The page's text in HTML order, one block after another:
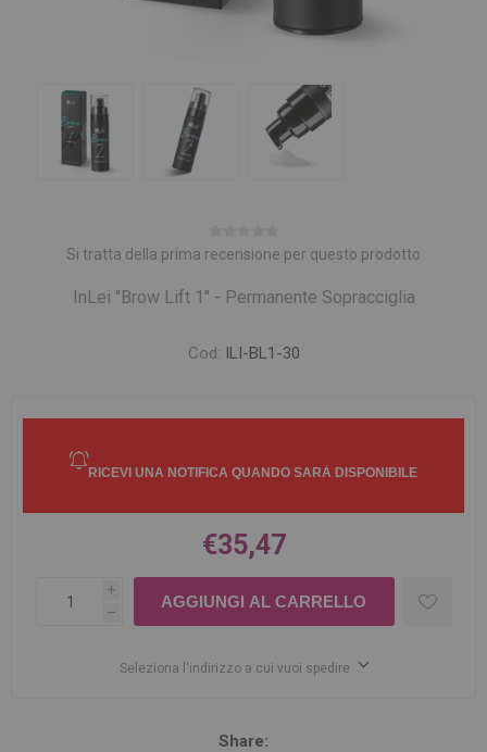
Si tratta della prima recensione per questo prodotto
InLei "Brow Lift 1" - Permanente Sopracciglia
Cod: ILI-BL1-30
€35,47
i
h
Seleziona l'indirizzo a cui vuoi spedire
Share: